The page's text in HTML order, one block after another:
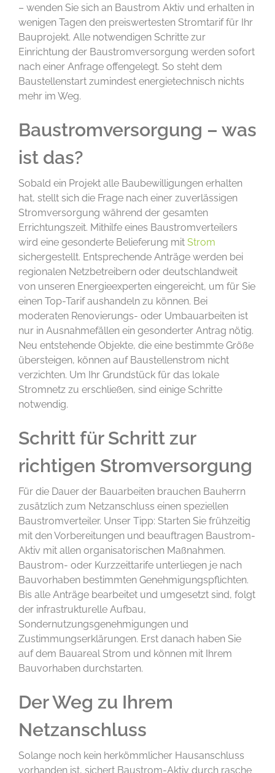
– wenden Sie sich an Baustrom Aktiv und erhalten in
wenigen Tagen den preiswertesten Stromtarif für Ihr
Bauprojekt. Alle notwendigen Schritte zur
Einrichtung der Baustromversorgung werden sofort
nach einer Anfrage offengelegt. So steht dem
Baustellenstart zumindest energietechnisch nichts
mehr im Weg.
Baustromversorgung – was
ist das?
Sobald ein Projekt alle Baubewilligungen erhalten
hat, stellt sich die Frage nach einer zuverlässigen
Stromversorgung während der gesamten
Errichtungszeit. Mithilfe eines Baustromverteilers
wird eine gesonderte Belieferung mit Strom
sichergestellt. Entsprechende Anträge werden bei
regionalen Netzbetreibern oder deutschlandweit
von unseren Energieexperten eingereicht, um für Sie
einen Top-Tarif aushandeln zu können. Bei
moderaten Renovierungs- oder Umbauarbeiten ist
nur in Ausnahmefällen ein gesonderter Antrag nötig.
Neu entstehende Objekte, die eine bestimmte Größe
übersteigen, können auf Baustellenstrom nicht
verzichten. Um Ihr Grundstück für das lokale
Stromnetz zu erschließen, sind einige Schritte
notwendig.
Schritt für Schritt zur
richtigen Stromversorgung
Für die Dauer der Bauarbeiten brauchen Bauherrn
zusätzlich zum Netzanschluss einen speziellen
Baustromverteiler. Unser Tipp: Starten Sie frühzeitig
mit den Vorbereitungen und beauftragen Baustrom-
Aktiv mit allen organisatorischen Maßnahmen.
Baustrom- oder Kurzzeittarife unterliegen je nach
Bauvorhaben bestimmten Genehmigungspflichten.
Bis alle Anträge bearbeitet und umgesetzt sind, folgt
der infrastrukturelle Aufbau,
Sondernutzungsgenehmigungen und
Zustimmungserklärungen. Erst danach haben Sie
auf dem Bauareal Strom und können mit Ihrem
Bauvorhaben durchstarten.
Der Weg zu Ihrem
Netzanschluss
Solange noch kein herkömmlicher Hausanschluss
vorhanden ist, sichert Baustrom-Aktiv durch rasche